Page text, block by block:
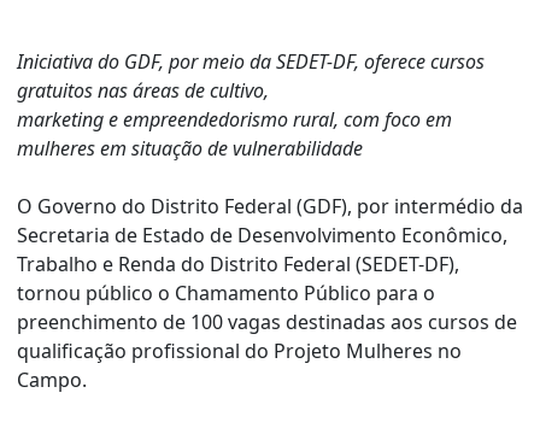
Iniciativa do GDF, por meio da SEDET-DF, oferece cursos
gratuitos nas áreas de cultivo,
marketing e empreendedorismo rural, com foco em
mulheres em situação de vulnerabilidade
O Governo do Distrito Federal (GDF), por intermédio da
Secretaria de Estado de Desenvolvimento Econômico,
Trabalho e Renda do Distrito Federal (SEDET-DF),
tornou público o Chamamento Público para o
preenchimento de 100 vagas destinadas aos cursos de
qualificação profissional do Projeto Mulheres no
Campo.